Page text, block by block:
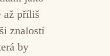
až příliš
znalostí
by